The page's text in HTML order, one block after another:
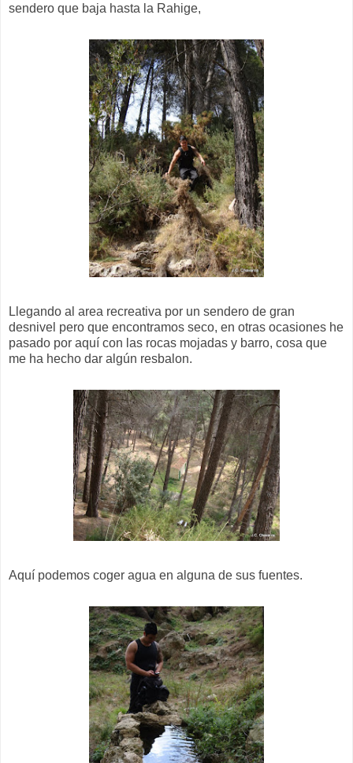
sendero que baja hasta la Rahige,
Llegando al area recreativa por un sendero de gran
desnivel pero que encontramos seco, en otras ocasiones he
pasado por aquí con las rocas mojadas y barro, cosa que
me ha hecho dar algún resbalon.
Aquí podemos coger agua en alguna de sus fuentes.